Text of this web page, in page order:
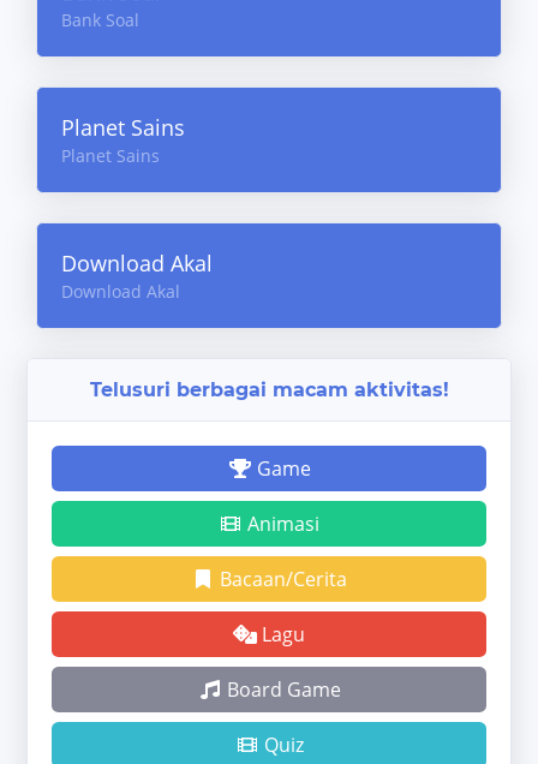
Bank Soal
Planet Sains
Planet Sains
Download Akal
Download Akal
Telusuri berbagai macam aktivitas!
Game
Animasi
Bacaan/Cerita
Lagu
Board Game
Quiz